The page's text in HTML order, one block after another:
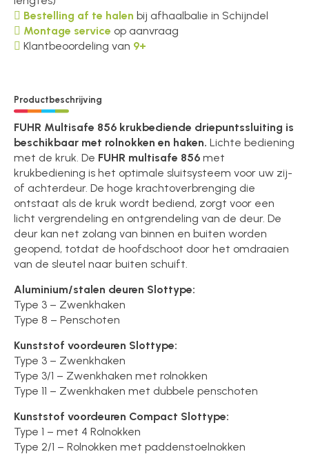
Bestelling af te halen bij afhaalbalie in Schijndel
Montage service op aanvraag
Klantbeoordeling van 9+
Productbeschrijving
FUHR Multisafe 856 krukbediende driepuntssluiting is
beschikbaar met rolnokken en haken. Lichte bediening
met de kruk. De FUHR multisafe 856 met
krukbediening is het optimale sluitsysteem voor uw zij-
of achterdeur. De hoge krachtoverbrenging die
ontstaat als de kruk wordt bediend, zorgt voor een
licht vergrendeling en ontgrendeling van de deur. De
deur kan net zolang van binnen en buiten worden
geopend, totdat de hoofdschoot door het omdraaien
van de sleutel naar buiten schuift.
Aluminium/stalen deuren Slottype:
Type 3 – Zwenkhaken
Type 8 – Penschoten
Kunststof voordeuren Slottype:
Type 3 – Zwenkhaken
Type 3/1 – Zwenkhaken met rolnokken
Type 11 – Zwenkhaken met dubbele penschoten
Kunststof voordeuren Compact Slottype:
Type 1 – met 4 Rolnokken
Type 2/1 – Rolnokken met paddenstoelnokken